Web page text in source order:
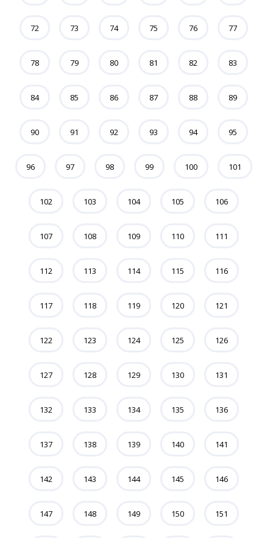
72 73 74 75 76 77
78 79 80 81 82 83
84 85 86 87 88 89
90 91 92 93 94 95
96 97 98 99 100 101
102 103 104 105 106
107 108 109 110 111
112 113 114 115 116
117 118 119 120 121
122 123 124 125 126
127 128 129 130 131
132 133 134 135 136
137 138 139 140 141
142 143 144 145 146
147 148 149 150 151